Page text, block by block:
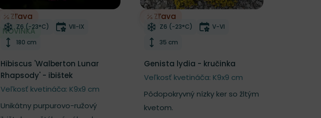
Zľava
NOVINKA
Odober do zoznamu želaní
Mrazuvzdornosť
Z6 (-23°C) Doba kvitnutia
VII-IX
Výška rastliny
180 cm
Hibiscus 'Walberton Lunar
Rhapsody' - ibištek
Veľkosť kvetináča: K9x9 cm
Unikátny purpurovo-ružový
Zľava
Odober do zoznamu želaní
Mrazuvzdornosť
Z6 (-23°C) Doba kvitnutia
V-VI
Výška rastliny
35 cm
Genista lydia - kručinka
Veľkosť kvetináča: K9x9 cm
Pôdopokryvný nízky ker so žltým
kvetom.